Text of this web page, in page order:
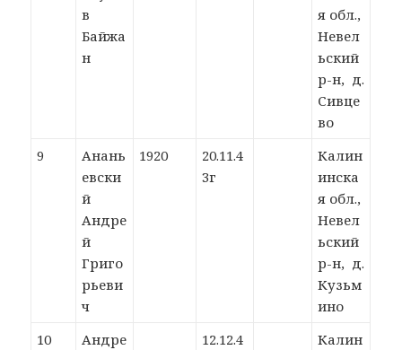
в
Байжа
н
я обл.,
Невел
ьский
р-н, д.
Сивце
во
9
Анань
евски
й
Андре
й
Григо
рьеви
ч
1920
20.11.4
3г
Калин
инска
я обл.,
Невел
ьский
р-н, д.
Кузьм
ино
10
Андре
12.12.4
Калин